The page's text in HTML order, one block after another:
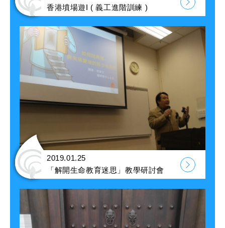
香港墳場遊I ( 義工進階訓練 )
2019.01.25
「解開生命教育迷思」教學研討會